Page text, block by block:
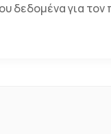
δεδομένα για